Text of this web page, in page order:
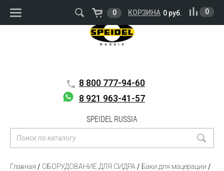
ВОЙТИ РЕГИСТРАЦИЯ
8 800 777-94-60
8 921 963-41-57
SPEIDEL RUSSIA
0 КОРЗИНА 0 руб. 0
Главная ОБОРУДОВАНИЕ ДЛЯ СИДРА
Баки для мацерации